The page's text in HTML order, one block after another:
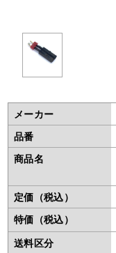
メーカー
品番
商品名
定価（税込）
特価（税込）
送料区分